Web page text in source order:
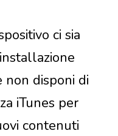
ci sia
non disponi di
iTunes per
contenuti